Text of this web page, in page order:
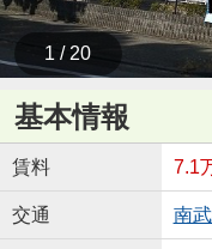
1 / 20
基本情報
賃料 7.1
交通 南